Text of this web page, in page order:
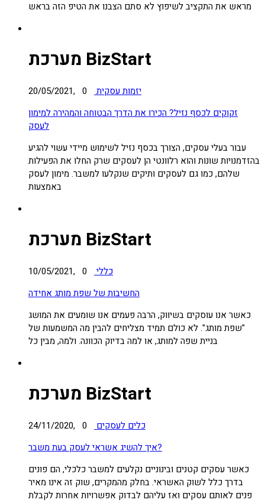
מראש את התקציב לשיפוץ לא סתם הצבנו את הטיפ הזה בראש
מערכת BizStart
20/05/2021, יזמות עסקית
0
זקוקים לכסף נזיל? הכירו את הדרך הבטוחה והמהירה למימון
לעסק
עבור בעלי עסקים, הצורך בכסף נזיל לשימוש מיידי עשוי להגיע
בהזדמנויות שונות והוא רלוונטי הן לעסקים שרק החלו את הפעילות
שלהם, כמו גם לעסקים ותיקים שנקלעו למשבר. מימון לעסק
באמצעות
מערכת BizStart
10/05/2021, כללי
0
החשיבות של שפת מותג אחידה
כאשר אנו עוסקים בשיווק, הרבה פעמים אנו שומעים את המושג
"שפת מותג". לא כולם תמיד מצליחים להבין מה המשמעות של
בניית שפה למותג, או למה בדיוק הכוונה. ולמה, מבין כל
מערכת BizStart
24/11/2020, כלים לעסקים
0
איך להשיג אשראי לעסק בעת משבר?
כאשר עסקים קטנים ובינוניים נקלעים למשבר כלכלי, הם פונים
בדרך כלל לשוק האשראי. בחלק מהמקרים, שוק זה אינו מאיר
פנים לאותם עסקים ואז עליהם לבדוק אפשרויות אחרות לקבלת